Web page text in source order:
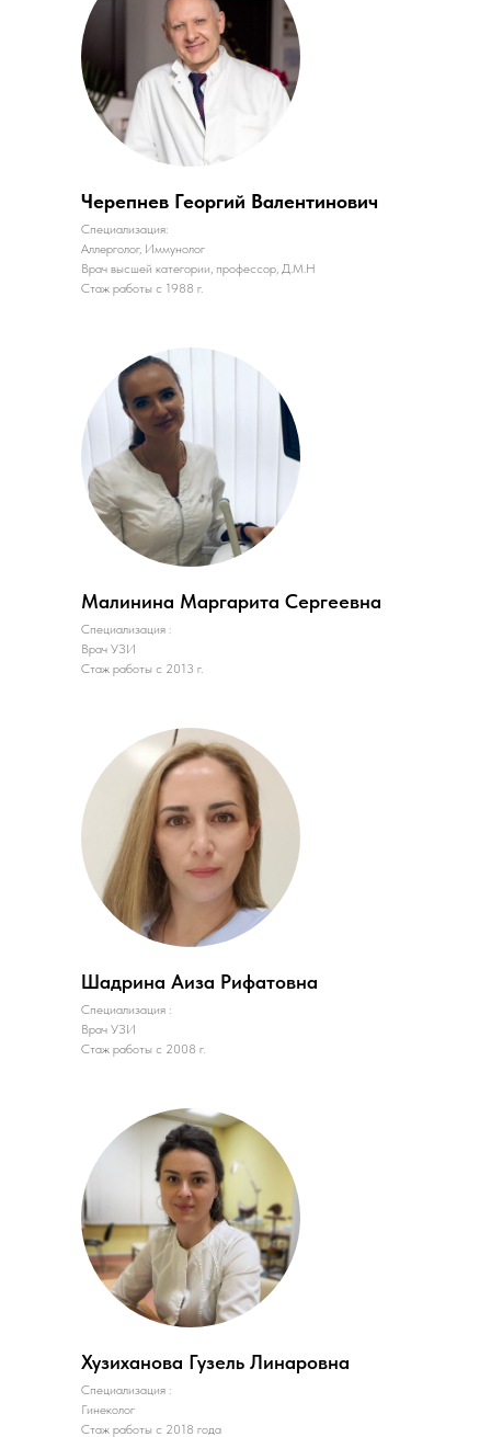
Черепнев Георгий Валентинович
Специализация:
Аллерголог, Иммунолог
Врач высшей категории, профессор, Д.М.Н
Стаж работы с 1988 г.
Малинина Маргарита Сергеевна
Специализация :
Врач УЗИ
Стаж работы с 2013 г.
Шадрина Аиза Рифатовна
Специализация :
Врач УЗИ
Стаж работы с 2008 г.
Хузиханова Гузель Линаровна
Специализация :
Гинеколог
Стаж работы с 2018 года